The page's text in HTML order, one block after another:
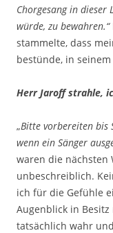
Chorgesang in
würde, zu bewahren.“
stammelte, dass
bestünde, in
Herr Jaroff strahle,
„Bitte vorbereiten bis
wenn ein Sänger
waren die nächsten
unbeschreiblich.
ich für die Gefühle
Augenblick in
tatsächlich wahr